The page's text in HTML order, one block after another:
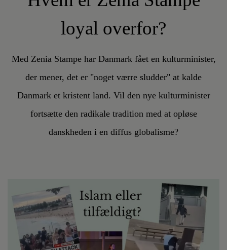
loyal overfor?
Med Zenia Stampe har Danmark fået en kulturminister,
der mener, det er "noget værre sludder" at kalde
Danmark et kristent land. Vil den nye kulturminister
fortsætte den radikale tradition med at opløse
danskheden i en diffus globalisme?